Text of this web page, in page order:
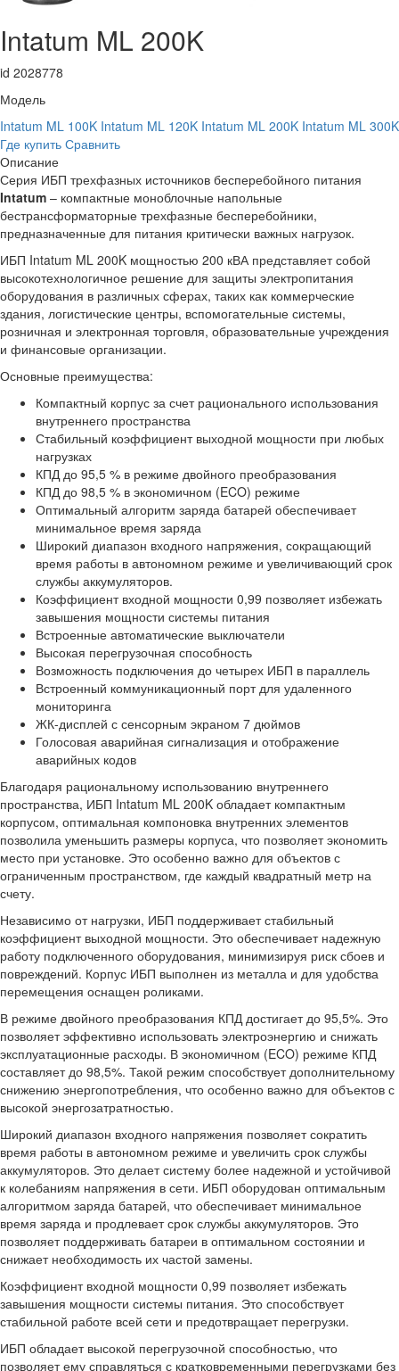
Intatum ML 200K
id 2028778
Модель
Intatum ML 100K Intatum ML 120K Intatum ML 200K Intatum ML 300K
Где купить Сравнить
Описание
Серия ИБП трехфазных источников бесперебойного питания
Intatum – компактные моноблочные напольные
бестрансформаторные трехфазные бесперебойники,
предназначенные для питания критически важных нагрузок.
ИБП Intatum ML 200K мощностью 200 кВА представляет собой
высокотехнологичное решение для защиты электропитания
оборудования в различных сферах, таких как коммерческие
здания, логистические центры, вспомогательные системы,
розничная и электронная торговля, образовательные учреждения
и финансовые организации.
Основные преимущества:
Компактный корпус за счет рационального использования
внутреннего пространства
Стабильный коэффициент выходной мощности при любых
нагрузках
КПД до 95,5 % в режиме двойного преобразования
КПД до 98,5 % в экономичном (ECO) режиме
Оптимальный алгоритм заряда батарей обеспечивает
минимальное время заряда
Широкий диапазон входного напряжения, сокращающий
время работы в автономном режиме и увеличивающий срок
службы аккумуляторов.
Коэффициент входной мощности 0,99 позволяет избежать
завышения мощности системы питания
Встроенные автоматические выключатели
Высокая перегрузочная способность
Возможность подключения до четырех ИБП в параллель
Встроенный коммуникационный порт для удаленного
мониторинга
ЖК-дисплей с сенсорным экраном 7 дюймов
Голосовая аварийная сигнализация и отображение
аварийных кодов
Благодаря рациональному использованию внутреннего
пространства, ИБП Intatum ML 200K обладает компактным
корпусом, оптимальная компоновка внутренних элементов
позволила уменьшить размеры корпуса, что позволяет экономить
место при установке. Это особенно важно для объектов с
ограниченным пространством, где каждый квадратный метр на
счету.
Независимо от нагрузки, ИБП поддерживает стабильный
коэффициент выходной мощности. Это обеспечивает надежную
работу подключенного оборудования, минимизируя риск сбоев и
повреждений. Корпус ИБП выполнен из металла и для удобства
перемещения оснащен роликами.
В режиме двойного преобразования КПД достигает до 95,5%. Это
позволяет эффективно использовать электроэнергию и снижать
эксплуатационные расходы. В экономичном (ECO) режиме КПД
составляет до 98,5%. Такой режим способствует дополнительному
снижению энергопотребления, что особенно важно для объектов с
высокой энергозатратностью.
Широкий диапазон входного напряжения позволяет сократить
время работы в автономном режиме и увеличить срок службы
аккумуляторов. Это делает систему более надежной и устойчивой
к колебаниям напряжения в сети. ИБП оборудован оптимальным
алгоритмом заряда батарей, что обеспечивает минимальное
время заряда и продлевает срок службы аккумуляторов. Это
позволяет поддерживать батареи в оптимальном состоянии и
снижает необходимость их частой замены.
Коэффициент входной мощности 0,99 позволяет избежать
завышения мощности системы питания. Это способствует
стабильной работе всей сети и предотвращает перегрузки.
ИБП обладает высокой перегрузочной способностью, что
позволяет ему справляться с кратковременными перегрузками без